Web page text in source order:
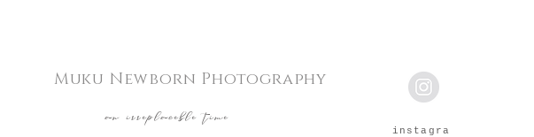
Muku Newborn Photography
​an irreplaceble time
instagra